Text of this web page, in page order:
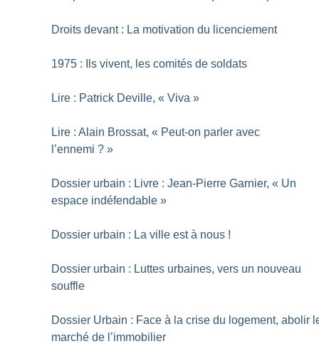
Droits devant : La motivation du licenciement
1975 : Ils vivent, les comités de soldats
Lire : Patrick Deville, « Viva »
Lire : Alain Brossat, « Peut-on parler avec
l’ennemi ? »
Dossier urbain : Livre : Jean-Pierre Garnier, « Un
espace indéfendable »
Dossier urbain : La ville est à nous !
Dossier urbain : Luttes urbaines, vers un nouveau
souffle
Dossier Urbain : Face à la crise du logement, abolir
marché de l’immobilier